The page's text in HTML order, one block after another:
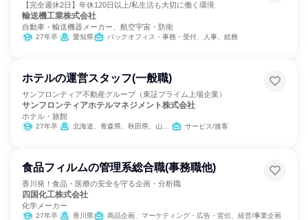
【完全週休2日】年休120日以上/私生活も大切に働く環境
輸送機工業株式会社
自動車・輸送機器メーカー、航空宇宙・防衛
27年卒 愛知県 バックオフィス・事務・受付、人事、総務
ホテルの運営スタッフ(一般職)
サンフロンティア不動産グループ（東証プライム上場企業）
サンフロンティアホテルマネジメント株式会社
ホテル・旅館
27年卒 北海道、青森県、秋田県、山形県、茨城県、栃木県、千葉県、新潟県、長野県、愛知県、京都府、大阪府、岡山県、愛媛県、福岡県、熊本県、沖縄県 サービス/接客
食品フィルムの管理系総合職(事務職他)
香川発！食品・医療の安全を守る企画・分析職
四国化工株式会社
化学メーカー
27年卒 香川県 商品企画、マーケティング・広告・宣伝、経営/事業企画